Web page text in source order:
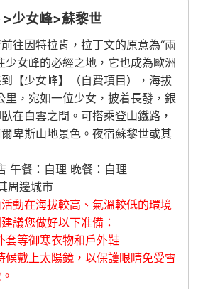
少女峰>蘇黎世
往因特拉肯，拉丁文的原意為“兩
少女峰的必經之地，它也成為歐洲
【少女峰】（自費項目），海拔
里，宛如一位少女，披着長發，銀
在白雲之間。可搭乘登山鐵路，
卑斯山地景色。夜宿蘇黎世或其
午餐：自理 晚餐：自理
周邊城市
動在海拔較高、氣溫較低的環境
議您做好以下准備：
等御寒衣物和戶外鞋
戴上太陽鏡，以保護眼睛免受雪